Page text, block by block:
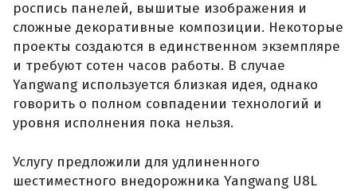
роспись панелей, вышитые изображения и
сложные декоративные композиции. Некоторые
проекты создаются в единственном экземпляре
и требуют сотен часов работы. В случае
Yangwang используется близкая идея, однако
говорить о полном совпадении технологий и
уровня исполнения пока нельзя.
Услугу предложили для удлиненного
шестиместного внедорожника Yangwang U8L